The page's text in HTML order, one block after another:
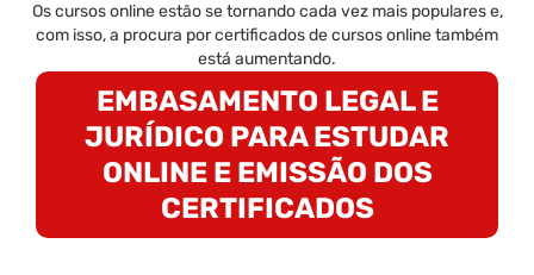
Os cursos online estão se tornando cada vez mais populares e,
com isso, a procura por certificados de cursos online também
está aumentando.
EMBASAMENTO LEGAL E
JURÍDICO PARA ESTUDAR
ONLINE E EMISSÃO DOS
CERTIFICADOS